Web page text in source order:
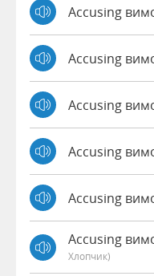
Accusing
Accusing
Accusing
Accusing
Accusing
Accusing
Хлопчик)